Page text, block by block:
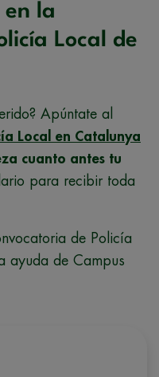
en la
Local de
Apúntate al
Local en Catalunya
cuanto antes tu
para recibir toda
de Policía
ayuda de Campus